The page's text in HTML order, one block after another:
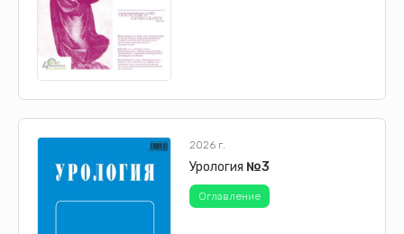
2026 г.
Урология №3
Оглавление